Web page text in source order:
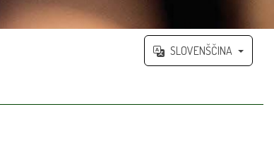
SLOVENŠČINA